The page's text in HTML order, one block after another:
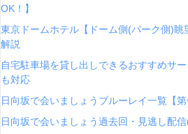
OK！】
東京ドームホテル【ドーム側(パーク側)眺
解説
自宅駐車場を貸し出しできるおすすめサ
も対応
日向坂で会いましょうブルーレイ一覧【第
日向坂で会いましょう過去回・見逃し配